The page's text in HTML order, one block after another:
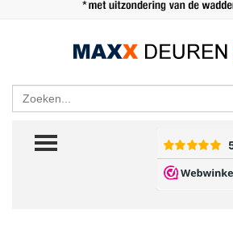
Zoeken
TOGGLE MENU